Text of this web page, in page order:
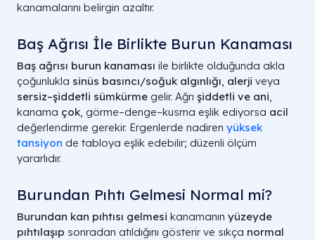
kanamalarını belirgin azaltır.
Baş Ağrısı İle Birlikte Burun Kanaması
Baş ağrısı burun kanaması ile birlikte olduğunda akla
çoğunlukla sinüs basıncı/soğuk algınlığı, alerji veya
sersiz–şiddetli sümkürme gelir. Ağrı şiddetli ve ani,
kanama çok, görme–denge–kusma eşlik ediyorsa acil
değerlendirme gerekir. Ergenlerde nadiren yüksek
tansiyon de tabloya eşlik edebilir; düzenli ölçüm
yararlıdır.
Burundan Pıhtı Gelmesi Normal mi?
Burundan kan pıhtısı gelmesi kanamanın yüzeyde
pıhtılaşıp sonradan atıldığını gösterir ve sıkça normal